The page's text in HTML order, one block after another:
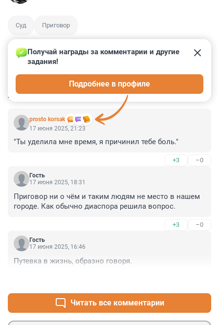
Суд Приговор
КОММЕНТАРИИ 7
prosto korsak
Получай награды за комментарии и другие
задания!
Подробнее в профиле
17 июня 2025, 21:23
"Ты уделила мне время, я причинил тебе боль."
+3 –0
Гость
17 июня 2025, 18:31
Приговор ни о чём и таким людям не место в нашем
городе. Как обычно диаспора решила вопрос.
+3 –0
Гость
17 июня 2025, 16:46
Путевка в жизнь, образно говоря.
Читать все комментарии